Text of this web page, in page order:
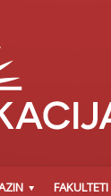
FAKULTETI